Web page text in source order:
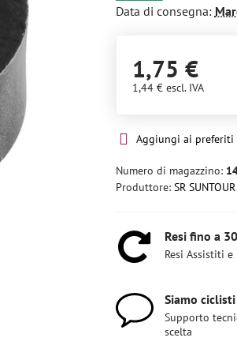
Data di consegna:
1,75 €
1,44 € escl. IVA
Aggiungi ai preferiti
Numero di magazzino:
Produttore: SR SUNTOUR
Resi fino a
Resi Assistiti
Siamo ciclisti
Supporto
scelta